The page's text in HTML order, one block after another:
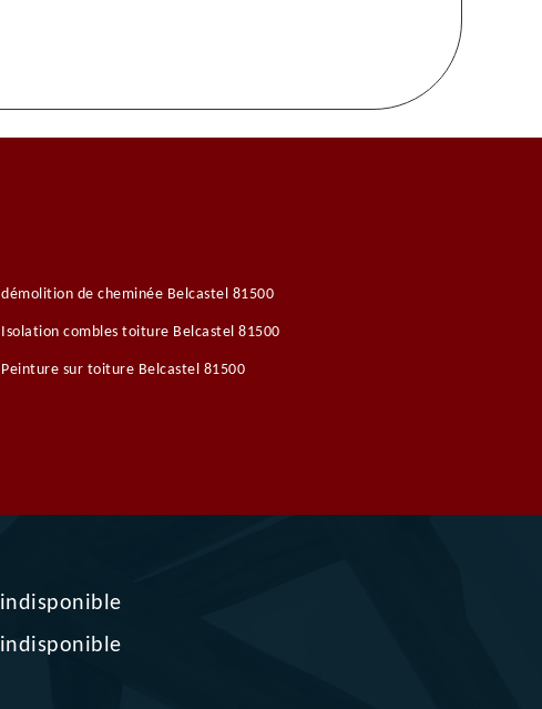
démolition de cheminée Belcastel 81500
Isolation combles toiture Belcastel 81500
Peinture sur toiture Belcastel 81500
indisponible
indisponible